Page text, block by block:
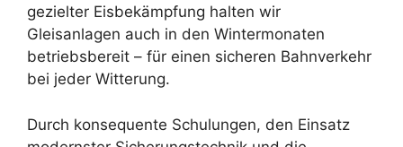
gezielter Eisbekämpfung halten wir
Gleisanlagen auch in den Wintermonaten
betriebsbereit – für einen sicheren Bahnverkehr
bei jeder Witterung.
Durch konsequente Schulungen, den Einsatz